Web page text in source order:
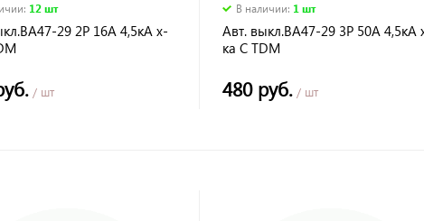
: 12 шт
29 2Р 16А 4,5кА х-
/ шт
В наличии: 1 шт
Авт. выкл.ВА47-29 3Р 50А 4,5кА
ка С TDM
480 руб./ шт